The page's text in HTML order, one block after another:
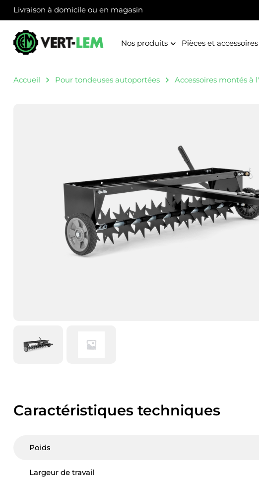
Livraison à domicile ou en magasin
Nos produits Pièces et accessoires
Accueil Pour tondeuses autoportées Accessoires montés à
Caractéristiques techniques
Poids
Largeur de travail